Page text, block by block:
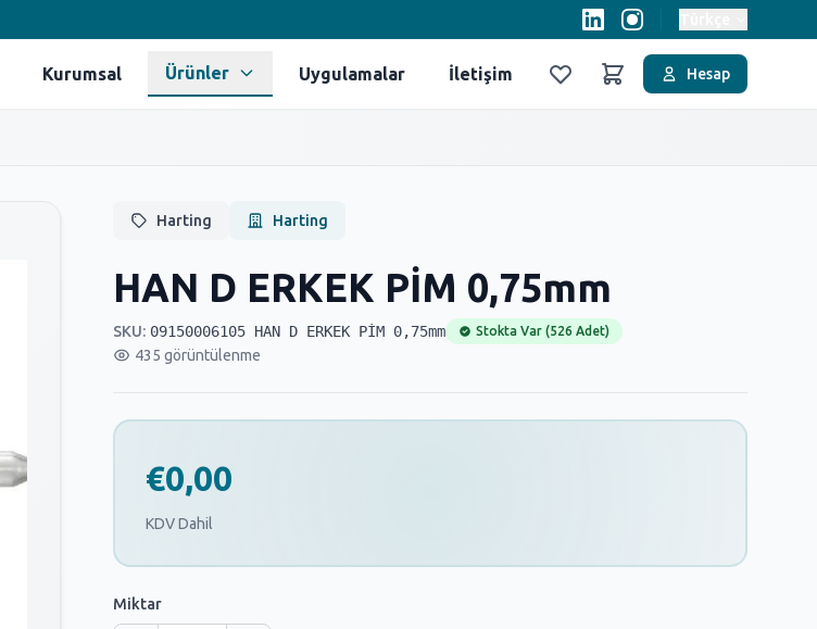
Kurumsal Ürünler Uygulamalar İletişim
FavorilerSepet
Hesap
Harting Harting
HAN D ERKEK PİM 0,75mm
SKU: 09150006105 HAN D ERKEK PİM 0,75mm Stokta Var (526 Adet)
435 görüntülenme
€0,00
KDV Dahil
Miktar